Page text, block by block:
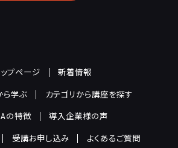
ップページ 新着情報
ら学ぶ カテゴリから講座を探す
の特徴 導入企業様の声
受講お申し込み よくあるご質問